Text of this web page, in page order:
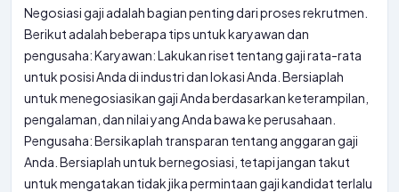
Negosiasi gaji adalah bagian penting dari proses rekrutmen.
Berikut adalah beberapa tips untuk karyawan dan
pengusaha: Karyawan: Lakukan riset tentang gaji rata-rata
untuk posisi Anda di industri dan lokasi Anda. Bersiaplah
untuk menegosiasikan gaji Anda berdasarkan keterampilan,
pengalaman, dan nilai yang Anda bawa ke perusahaan.
Pengusaha: Bersikaplah transparan tentang anggaran gaji
Anda. Bersiaplah untuk bernegosiasi, tetapi jangan takut
untuk mengatakan tidak jika permintaan gaji kandidat terlalu